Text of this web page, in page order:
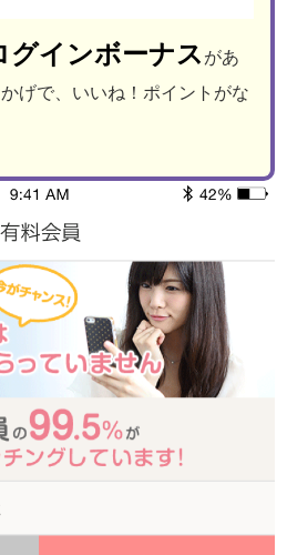
グインボーナス があ
げで、いいね！ポイントがな